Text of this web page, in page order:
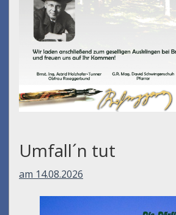
Umfall´n tut
am 14.08.2026